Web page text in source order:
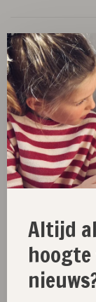
New
SALE 30%
SALE 60%
Clothes
Presents
Lifestyle
Shop the look
Altijd